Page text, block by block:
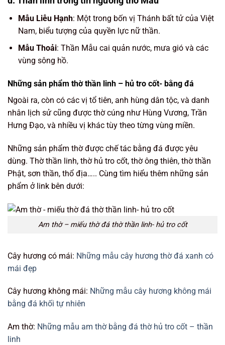
Mẫu Liễu Hạnh: Một trong bốn vị Thánh bất tử của Việt
Nam, biểu tượng của quyền lực nữ thần.
Mẫu Thoải: Thần Mẫu cai quản nước, mưa gió và các
vùng sông hồ.
Những sản phẩm thờ thần linh – hủ tro cốt- bằng đá
Ngoài ra, còn có các vị tổ tiên, anh hùng dân tộc, và danh
nhân lịch sử cũng được thờ cúng như Hùng Vương, Trần
Hưng Đạo, và nhiều vị khác tùy theo từng vùng miền.
Những sản phẩm thờ được chế tác bằng đá được yêu
dùng. Thờ thần linh, thờ hủ tro cốt, thờ ông thiên, thờ thần
Phật, sơn thần, thổ địa….. Cùng tìm hiểu thêm những sản
phẩm ở link bên dưới:
Am thờ – miếu thờ đá thờ thần linh- hủ tro cốt
Cây hương có mái: Những mẫu cây hương thờ đá xanh có
mái đẹp
Cây hương không mái: Những mẫu cây hương không mái
bằng đá khối tự nhiên
Am thờ: Những mẫu am thờ bằng đá thờ hủ tro cốt – thần
linh